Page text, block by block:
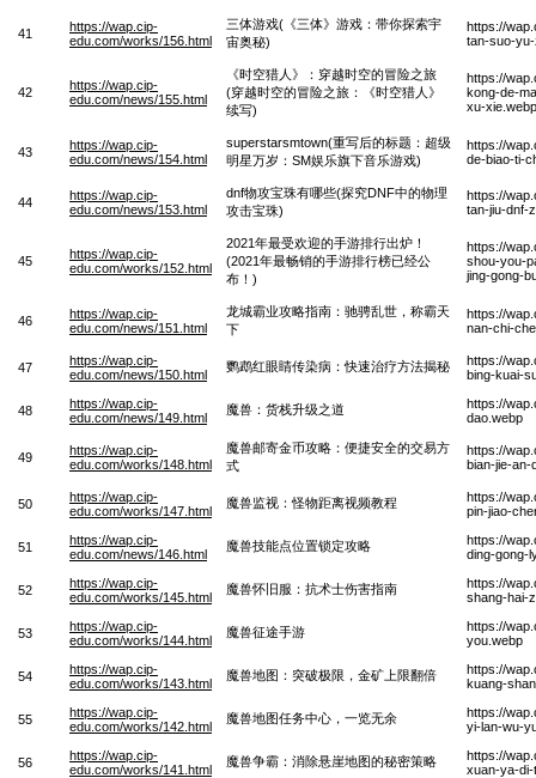
41
https://wap.cip-
edu.com/works/156.html
三体游戏(《三体》游戏：带你探索宇
宙奥秘)
https://
tan-suo-
42
https://wap.cip-
edu.com/news/155.html
《时空猎人》：穿越时空的冒险之旅
(穿越时空的冒险之旅：《时空猎人》
续写)
https://
kong-de-
xu-xie.webp
43
https://wap.cip-
edu.com/news/154.html
superstarsmtown(重写后的标题：超级
明星万岁：SM娱乐旗下音乐游戏)
https://
de-biao-ti-
44
https://wap.cip-
edu.com/news/153.html
dnf物攻宝珠有哪些(探究DNF中的物理
攻击宝珠)
https://
tan-jiu-dnf-
45
https://wap.cip-
edu.com/works/152.html
2021年最受欢迎的手游排行出炉！
(2021年最畅销的手游排行榜已经公
布！)
https://
shou-you-
jing-gong-
46
https://wap.cip-
edu.com/news/151.html
龙城霸业攻略指南：驰骋乱世，称霸天
下
https://
nan-chi-
47
https://wap.cip-
edu.com/news/150.html
鹦鹉红眼睛传染病：快速治疗方法揭秘
https://
bing-kuai-
48
https://wap.cip-
edu.com/news/149.html
魔兽：货栈升级之道
https://
dao.webp
49
https://wap.cip-
edu.com/works/148.html
魔兽邮寄金币攻略：便捷安全的交易方
式
https://
bian-jie-an-
50
https://wap.cip-
edu.com/works/147.html
魔兽监视：怪物距离视频教程
https://
pin-jiao-
51
https://wap.cip-
edu.com/news/146.html
魔兽技能点位置锁定攻略
https://
ding-gong-
52
https://wap.cip-
edu.com/works/145.html
魔兽怀旧服：抗术士伤害指南
https://
shang-hai-
53
https://wap.cip-
edu.com/works/144.html
魔兽征途手游
https://
you.webp
54
https://wap.cip-
edu.com/works/143.html
魔兽地图：突破极限，金矿上限翻倍
https://
kuang-
55
https://wap.cip-
edu.com/works/142.html
魔兽地图任务中心，一览无余
https://
yi-lan-wu-
56
https://wap.cip-
edu.com/works/141.html
魔兽争霸：消除悬崖地图的秘密策略
https://
xuan-ya-